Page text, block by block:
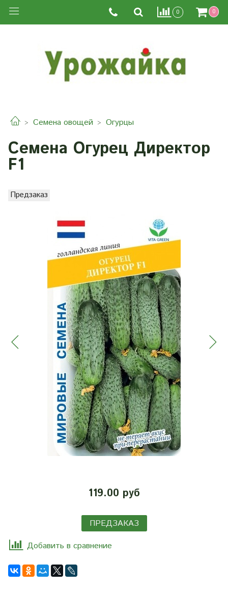
0 0
Семена овощей Огурцы
Семена Огурец Директор
F1
Предзаказ
119.00 руб
ПРЕДЗАКАЗ
Добавить в сравнение